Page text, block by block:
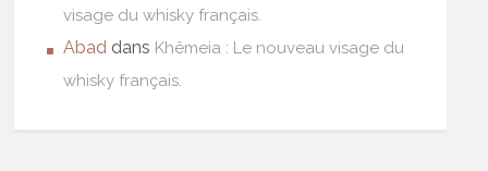
visage du whisky français.
Abad dans Khêmeia : Le nouveau visage du
whisky français.